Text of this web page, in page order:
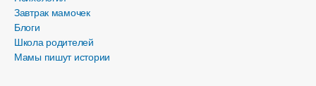
Завтрак мамочек
Блоги
Школа родителей
Мамы пишут истории